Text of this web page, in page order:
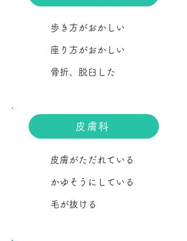
歩き方がおかしい
​座り方がおかしい
​骨折、脱臼した
皮膚科
皮膚がただれている
かゆそうにしている
毛が抜ける